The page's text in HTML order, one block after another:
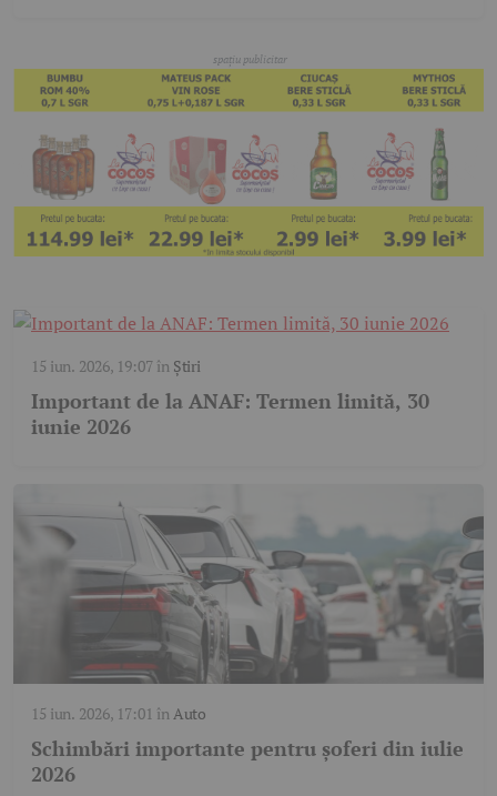
15 iun. 2026, 19:07în Știri
Important de la ANAF: Termen limită, 30
iunie 2026
15 iun. 2026, 17:01 înAuto
Schimbări importante pentru șoferi din iulie
2026